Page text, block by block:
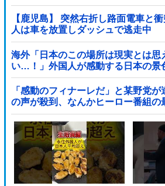
【鹿児島】 突然右折し路面電車と
人は車を放置しダッシュで逃走中
海外「日本のこの場所は現実とは思
い…！」外国人が感動する日本の景
外の反応】
「感動のフィナーレだ」と某野党
の声が殺到、なんかヒーロー番組の
うな気分に……他